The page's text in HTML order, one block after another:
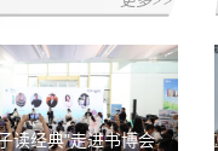
读经典”走进书博会